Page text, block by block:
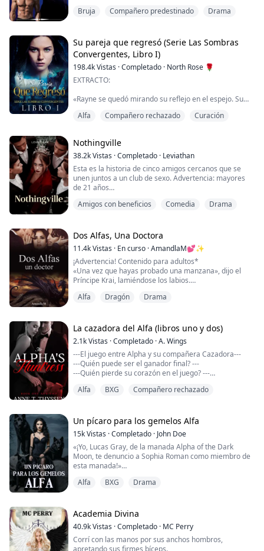
que no conoce. Un día sale corriendo cuando lo atacan
y lo dan por muerto. Cualquier cosa que usaran los ...
Bruja Compañero predestinado Drama
Su pareja que regresó (Serie Las Sombras
Convergentes, Libro I)
198.4kVistas ·Completado · North Rose 🌹
EXTRACTO:
«Rayne se quedó mirando su reflejo en el espejo. Su
dejaba poco a la imaginación. Sus rizos negros
noche en la que la mayoría de los lobos no apareados
de todas las manadas de América del Norte esperarían
encontrar a su pareja. E...
Alfa Compañero rechazado Curación
Nothingville
38.2kVistas ·Completado · Leviathan
Esta es la historia de cinco amigos cercanos que se
unen juntos a un club de sexo. Advertencia: mayores
de 21 años
«Mierda, Lucía, está bien. ¡Eso es suficiente!»
¡simplemente disfrútalo!»
Lucía se sentó en el regazo de Chris después de
confirmar que su cuerpo y el de Chris estaban
conectados ahora. Lucía movió las caderas y le pidió a
Chris que l...
Amigos con beneficios Comedia Drama
Dos Alfas, Una Doctora
11.4kVistas · En curso ·AmandlaM💕✨
¡Advertencia! Contenido para adultos*
«Una vez que hayas probado una manzana», dijo el
Príncipe Krai, lamiéndose los labios.
picardía al considerar su aspecto nervioso.
conmoción, con el pecho agitado por lo que acababa
de ocurrir entre las dos.
Se llev...
Alfa Dragón Drama
La cazadora del Alfa (libros uno y dos)
2.1kVistas ·Completado ·A. Wings
---El juego entre Alpha y su compañera Cazadora---
---Quién puede ser el ganador final? ---
---Quién pierde su corazón en el juego? ---
«Sabes que nunca me dijiste por qué tenías esos
«¿Ah? ¿Por qué 110 entonces?» Rogan no dejaba de
preguntar.
Sonreí un poco y Rogan me miró confundido.
«Era......
Alfa BXG Compañero rechazado
Un pícaro para los gemelos Alfa
15kVistas ·Completado · John Doe
«¡Yo, Lucas Gray, de la manada Alpha of the Dark
Moon, te denuncio a Sophia Roman como miembro de
esta manada!»
que era el final de su vida, sin saber que era el
principio de una gran aventura.
Dos días después de que Sophia se convirtiera en una
Alfa BXG Drama
Academia Divina
40.9kVistas ·Completado · MC Perry
Corrí con las manos por sus anchos hombros,
apretando sus firmes bíceps.